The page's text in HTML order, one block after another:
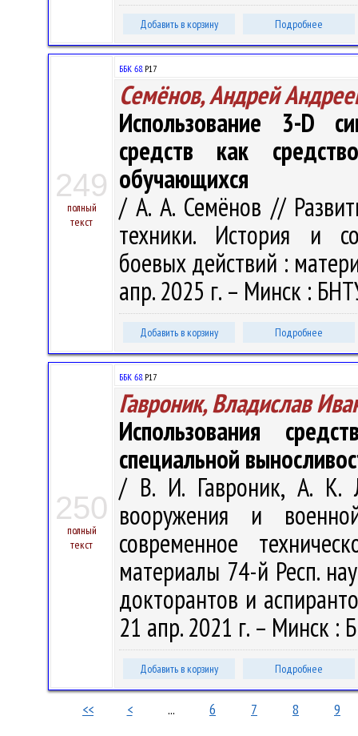
Добавить в корзину Подробнее
249
полный
текст
ББК 68.Р17
Семёнов, Андрей
Использование 3-D
средств как
обучающихся
/ А. А. Семёнов //
техники. История и
боевых действий :
апр. 2025 г. – Минск :
Добавить в корзину Подробнее
250
полный
текст
ББК 68.Р17
Гавроник, Владислав
Использования
специальной
/ В. И. Гавроник, А. К.
вооружения и
современное
материалы 74-й Респ.
докторантов и
21 апр. 2021 г. – Минск :
Добавить в корзину Подробнее
<< < ... 6 7 8 9